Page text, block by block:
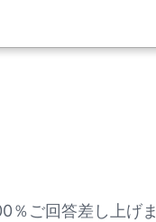
％ご回答差し上げま